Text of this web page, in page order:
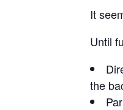
It
Until
the